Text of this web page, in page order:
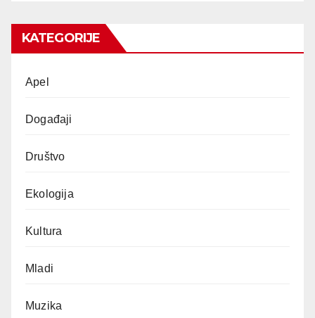
KATEGORIJE
Apel
Događaji
Društvo
Ekologija
Kultura
Mladi
Muzika